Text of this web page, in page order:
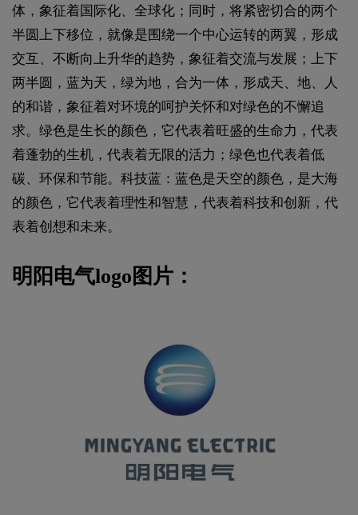
体，象征着国际化、全球化；同时，将紧密切合的两个
半圆上下移位，就像是围绕一个中心运转的两翼，形成
交互、不断向上升华的趋势，象征着交流与发展；上下
两半圆，蓝为天，绿为地，合为一体，形成天、地、人
的和谐，象征着对环境的呵护关怀和对绿色的不懈追
求。绿色是生长的颜色，它代表着旺盛的生命力，代表
着蓬勃的生机，代表着无限的活力；绿色也代表着低
碳、环保和节能。科技蓝：蓝色是天空的颜色，是大海
的颜色，它代表着理性和智慧，代表着科技和创新，代
表着创想和未来。
明阳电气logo图片：